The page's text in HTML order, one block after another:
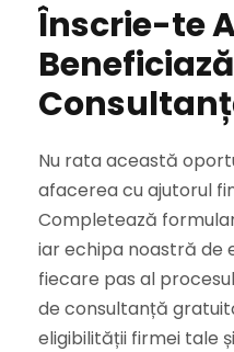
Înscrie-te
Nu rata această
afacerea cu ajutorul
Completează
iar echipa noastră de
fiecare pas al
de consultanță
eligibilității firmei tale